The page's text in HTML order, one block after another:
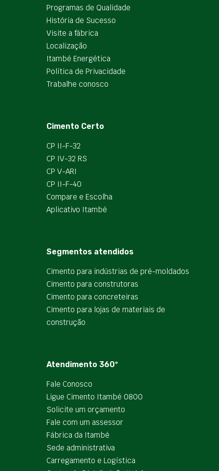
Programas de Qualidade
História de Sucesso
Visite a fábrica
Localização
Itambé Energética
Política de Privacidade
Trabalhe conosco
Cimento Certo
CP II-F-32
CP IV-32 RS
CP V-ARI
CP II-F-40
Compare e Escolha
Aplicativo Itambé
Segmentos atendidos
Cimento para indústrias de pré-moldados
Cimento para construtoras
Cimento para concreteiras
Cimento para lojas de materiais de
construção
Atendimento 360º
Fale Conosco
Ligue Cimento Itambé 0800
Solicite um orçamento
Fale com um assessor
Fábrica da Itambé
Sede administrativa
Carregamento e Logística